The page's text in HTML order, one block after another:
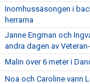
Inomhussäsongen i
herrarna
Janne Engman och
andra dagen av
Malin över 6 meter i
Noa och Caroline vann